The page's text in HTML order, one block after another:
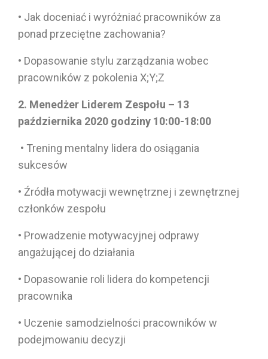
• Jak doceniać i wyróżniać pracowników za
ponad przeciętne zachowania?
• Dopasowanie stylu zarządzania wobec
pracowników z pokolenia X;Y;Z
2. Menedżer Liderem Zespołu – 13
października 2020 godziny 10:00-18:00
• Trening mentalny lidera do osiągania
sukcesów
• Źródła motywacji wewnętrznej i zewnętrznej
członków zespołu
• Prowadzenie motywacyjnej odprawy
angażującej do działania
• Dopasowanie roli lidera do kompetencji
pracownika
• Uczenie samodzielności pracowników w
podejmowaniu decyzji